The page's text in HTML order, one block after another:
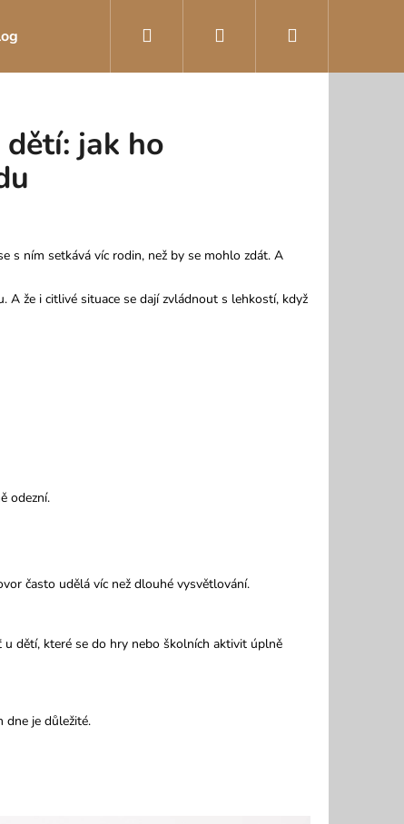
Přihlášení
jak ho
s ním setkává víc rodin, než by se mohlo zdát. A
A že i citlivé situace se dají zvládnout s lehkostí, když
odezní.
často udělá víc než dlouhé vysvětlování.
dětí, které se do hry nebo školních aktivit úplně
dne je důležité.
DÍLEM